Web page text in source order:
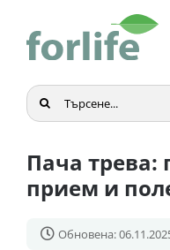
content
Търсене
...
Пача трева:
прием и
Обновена: